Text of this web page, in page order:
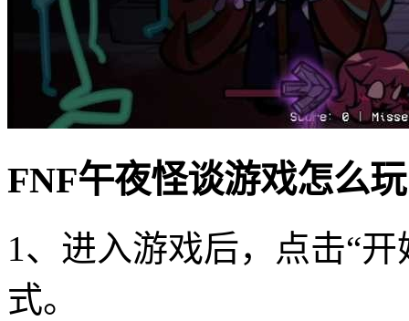
FNF午夜怪谈游戏怎么
1、进入游戏后，点击“
式。